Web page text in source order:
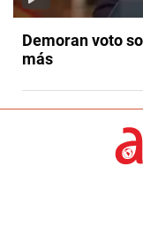
Demoran voto
más